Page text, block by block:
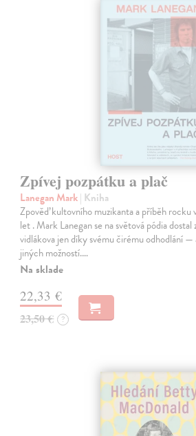
Zpívej pozpátku a plač
Lanegan Mark| Kniha
Zpověď kultovního muzikanta a příběh rocku
let . Mark Lanegan se na světová pódia dostal
vidlákova jen díky svému čirému odhodlání
jiných možností.…
Na sklade
22,33 €
23,50 € ?